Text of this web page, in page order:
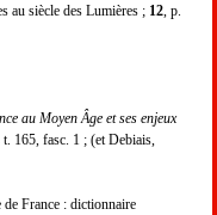
au siècle des Lumières ; 12 , p.
au Moyen Âge et ses enjeux
165, fasc. 1 ; (et Debiais,
France : dictionnaire